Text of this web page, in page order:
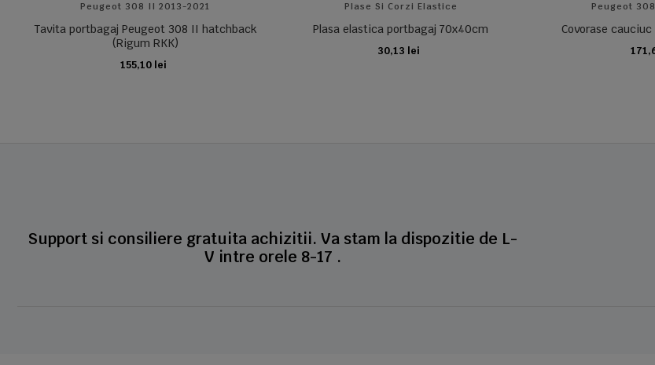
Peugeot 308 II 2013-2021
Tavita portbagaj Peugeot 308 II hatchback
(Rigum RKK)
155,10 lei
ADAUGA IN COS
Plase Si Corzi Elastice
Plasa elastica portbagaj 70x40cm
30,13 lei
ADAUGA IN COS
Peugeot
Covorase
Support si consiliere gratuita achizitii. Va stam la dispozitie de L-
V intre orele 8-17 .